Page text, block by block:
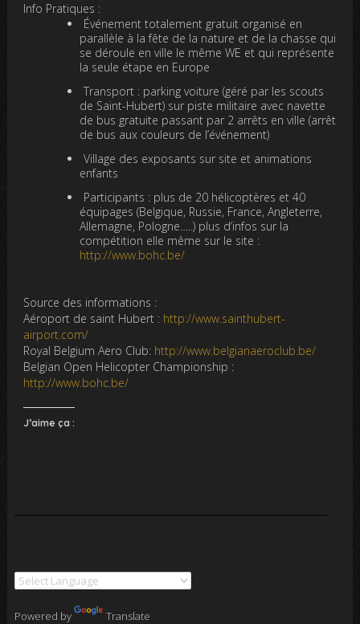
Info Pratiques :
Événement totalement gratuitorganisé en
parallèle à la fête de la nature et de la chasse qui
se déroule en ville le même WE et qui représente
la seule étape en Europe
Transport: parking voiture (géré par les scouts
de Saint-Hubert) sur piste militaire avec navette
de bus gratuite passant par 2 arrêts en ville (arrêt
de bus aux couleurs de l’événement)
Village des exposants sur site et animations
enfants
Participants : plus de 20 hélicoptères et 40
équipages (Belgique, Russie, France, Angleterre,
Allemagne, Pologne…..) plus d’infos sur la
compétition elle même sur le site :
http://www.bohc.be/
Source des informations :
Aéroport de saint Hubert : http://www.sainthubert-
airport.com/
Royal Belgium Aero Club: http://www.belgianaeroclub.be/
Belgian Open Helicopter Championship :
http://www.bohc.be/
J’aime ça :
Powered by Translate